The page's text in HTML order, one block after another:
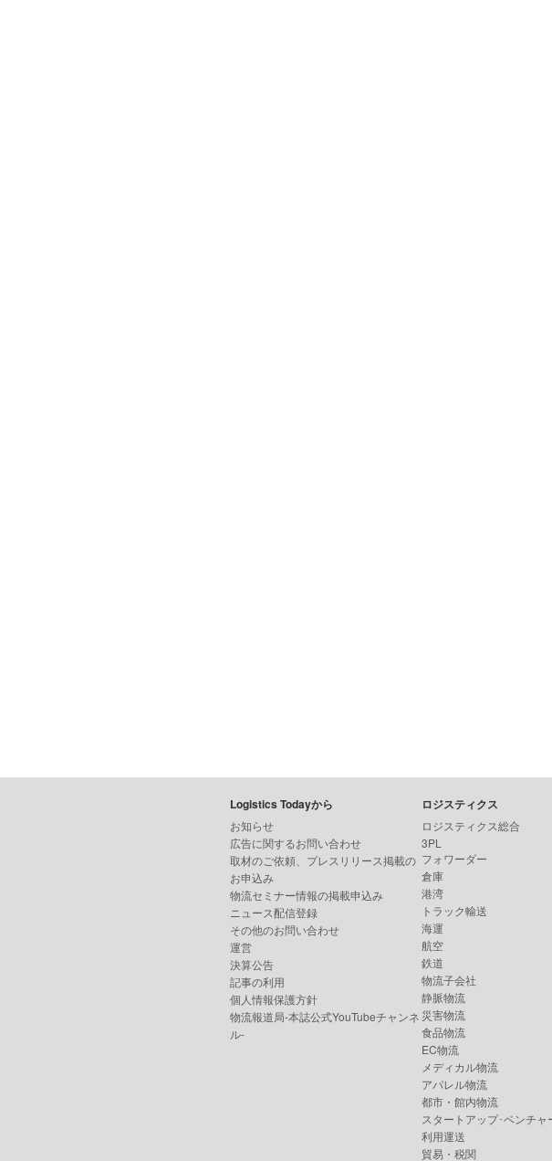
Logistics Todayから
お知らせ
広告に関するお問い合わせ
取材のご依頼、プレスリリース掲載の
お申込み
物流セミナー情報の掲載申込み
ニュース配信登録
その他のお問い合わせ
運営
決算公告
記事の利用
個人情報保護方針
物流報道局-本誌公式YouTubeチャンネ
ル-
ロジスティクス
ロジスティクス総合
3PL
フォワーダー
倉庫
港湾
トラック輸送
海運
航空
鉄道
物流子会社
静脈物流
災害物流
食品物流
EC物流
メディカル物流
アパレル物流
都市・館内物流
スタートアップ･ベンチャ
利用運送
貿易・税関